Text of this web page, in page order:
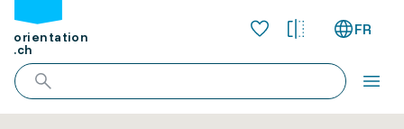
orientation
.ch
FR